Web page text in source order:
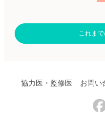
これま
協力医・監修医 お問い